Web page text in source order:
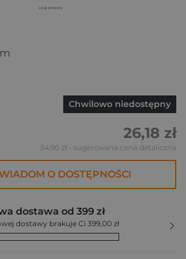
Chwilowo niedostępny
26,18 zł
34,90 zł - sugerowana cena detaliczna
O DOSTĘPNOŚCI
dostawa od 399 zł
dostawy brakuje Ci 399,00 zł